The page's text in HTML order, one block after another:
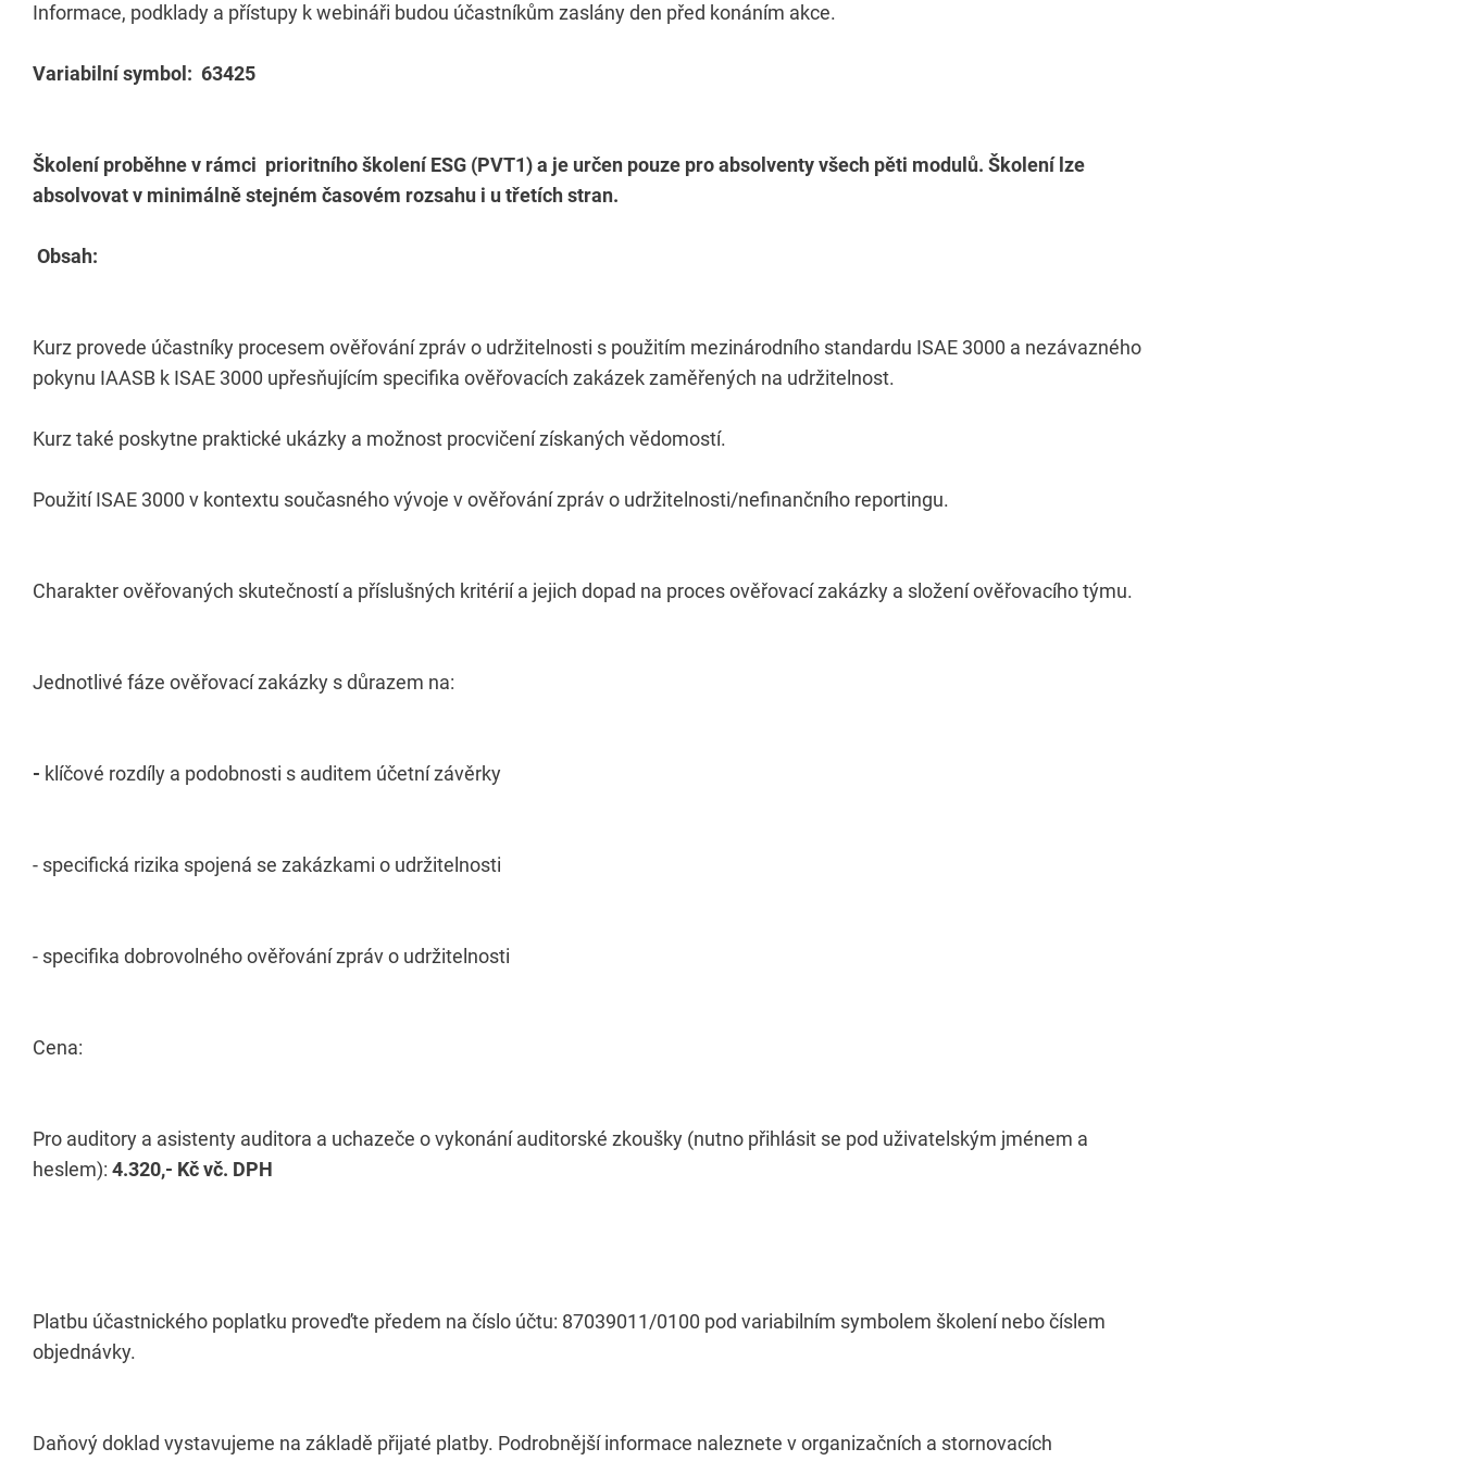
Informace, podklady a přístupy k webináři budou účastníkům zaslány den před konáním akce.
Variabilní symbol: 63425
Školení proběhne v rámci prioritního školení ESG (PVT1) a je určen pouze pro absolventy všech pěti modulů. Školení lze
absolvovat v minimálně stejném časovém rozsahu i u třetích stran.
Obsah:
Kurz provede účastníky procesem ověřování zpráv o udržitelnosti s použitím mezinárodního standardu ISAE 3000 a nezávazného
pokynu IAASB k ISAE 3000 upřesňujícím specifika ověřovacích zakázek zaměřených na udržitelnost.
Kurz také poskytne praktické ukázky a možnost procvičení získaných vědomostí.
Použití ISAE 3000 v kontextu současného vývoje v ověřování zpráv o udržitelnosti/nefinančního reportingu.
Charakter ověřovaných skutečností a příslušných kritérií a jejich dopad na proces ověřovací zakázky a složení ověřovacího týmu.
Jednotlivé fáze ověřovací zakázky s důrazem na:
- klíčové rozdíly a podobnosti s auditem účetní závěrky
- specifická rizika spojená se zakázkami o udržitelnosti
- specifika dobrovolného ověřování zpráv o udržitelnosti
Cena:
Pro auditory a asistenty auditora a uchazeče o vykonání auditorské zkoušky (nutno přihlásit se pod uživatelským jménem a
heslem): 4.320,- Kč vč. DPH
Platbu účastnického poplatku proveďte předem na číslo účtu: 87039011/0100 pod variabilním symbolem školení nebo číslem
objednávky.
Daňový doklad vystavujeme na základě přijaté platby. Podrobnější informace naleznete v organizačních a stornovacích